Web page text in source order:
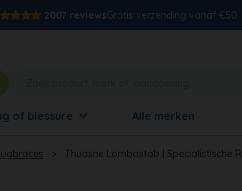
2007 reviewsGratis verzending vanaf €50
of blessure Alle merken
> Thuasne Lombastab | Specialistische